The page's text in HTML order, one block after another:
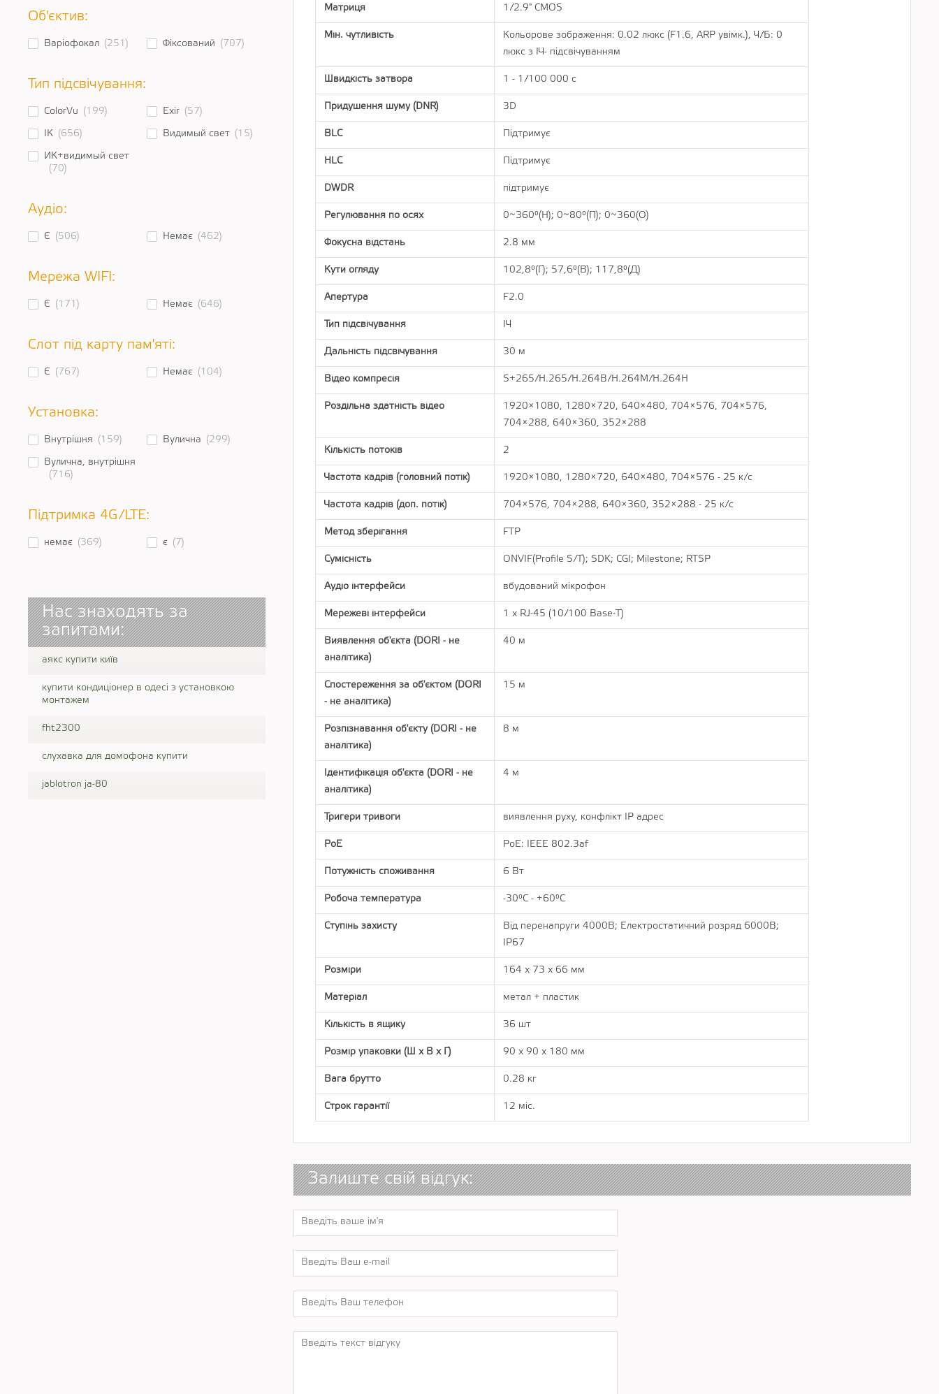
Об'єктив:
Варіофокал (251) Фіксований (707)
Тип підсвічування:
ColorVu (199) Exir (57)
ІК (656) Видимый свет (15)
ИК+видимый свет
(70)
Аудіо:
Є (506) Немає (462)
Мережа WIFI:
Є (171) Немає (646)
Слот під карту пам'яті:
Є (767) Немає (104)
Установка:
Внутрішня (159) Вулична (299)
Вулична, внутрішня
(716)
Підтримка 4G/LTE:
немає (369) є (7)
Нас знаходять за
запитами:
аякс купити київ
купити кондиціонер в одесі з установкою
монтажем
fht2300
слухавка для домофона купити
jablotron ja-80
Матриця 1/2.9" CMOS
Мін. чутливість
Кольорове зображення: 0.02 люкс (F1.6, АRP увімк.), Ч/Б: 0
люкс з ІЧ- підсвічуванням
Швидкість затвора 1 - 1/100 000 с
Придушення шуму (DNR) 3D
BLC Підтримує
HLC Підтримує
DWDR підтримує
Регулювання по осях 0~360°(Н); 0~80°(П); 0~360(О)
Фокусна відстань 2.8 мм
Кути огляду 102,8°(Г); 57,6°(В); 117,8°(Д)
Апертура F2.0
Тип підсвічування ІЧ
Дальність підсвічування 30 м
Відео компресія S+265/H.265/H.264B/H.264M/H.264H
Роздільна здатність відео
1920×1080, 1280×720, 640×480, 704×576, 704×576,
704×288, 640×360, 352×288
Кількість потоків 2
Частота кадрів (головний потік) 1920×1080, 1280×720, 640×480, 704×576 - 25 к/с
Частота кадрів (доп. потік) 704×576, 704×288, 640×360, 352×288 - 25 к/с
Метод зберігання FTP
Сумісність ONVIF(Profile S/T); SDK; CGI; Milestone; RTSP
Аудіо інтерфейси вбудований мікрофон
Мережеві інтерфейси 1 х RJ-45 (10/100 Base-T)
Виявлення об'єкта (DORI - не
аналітика)
40 м
Спостереження за об'єктом (DORI
- не аналітика)
15 м
Розпізнавання об'єкту (DORI - не
аналітика)
8 м
Ідентифікація об'єкта (DORI - не
аналітика)
4 м
Тригери тривоги виявлення руху, конфлікт IP адрес
PoE PoE: IEEE 802.3af
Потужність споживання 6 Вт
Робоча температура -30°C - +60°C
Ступінь захисту
Від перенапруги 4000В; Електростатичний розряд 6000В;
IP67
Розміри 164 х 73 х 66 мм
Матеріал метал + пластик
Кількість в ящику 36 шт
Розмір упаковки (Ш х В х Г) 90 x 90 x 180 мм
Вага брутто 0.28 кг
Строк гарантії 12 міс.
Залиште свій відгук: